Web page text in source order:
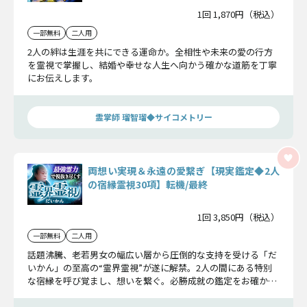
1回 1,870円（税込）
一部無料 二人用
2人の絆は生涯を共にできる運命か。全相性や未来の愛の行方
を霊視で掌握し、結婚や幸せな人生へ向かう確かな道筋を丁寧
にお伝えします。
霊掌師 瑠智瑠◆サイコメトリー
両想い実現＆永遠の愛繋ぎ【現実鑑定◆2人
の宿縁霊視30項】転機/最終
1回 3,850円（税込）
一部無料 二人用
話題沸騰、老若男女の幅広い層から圧倒的な支持を受ける「だ
いかん」の至高の“霊界霊視”が遂に解禁。2人の間にある特別
な宿縁を呼び覚まし、想いを繋ぐ。必勝成就の鑑定をお確かめ